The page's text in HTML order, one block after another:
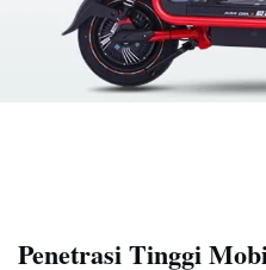
Penetrasi Tinggi